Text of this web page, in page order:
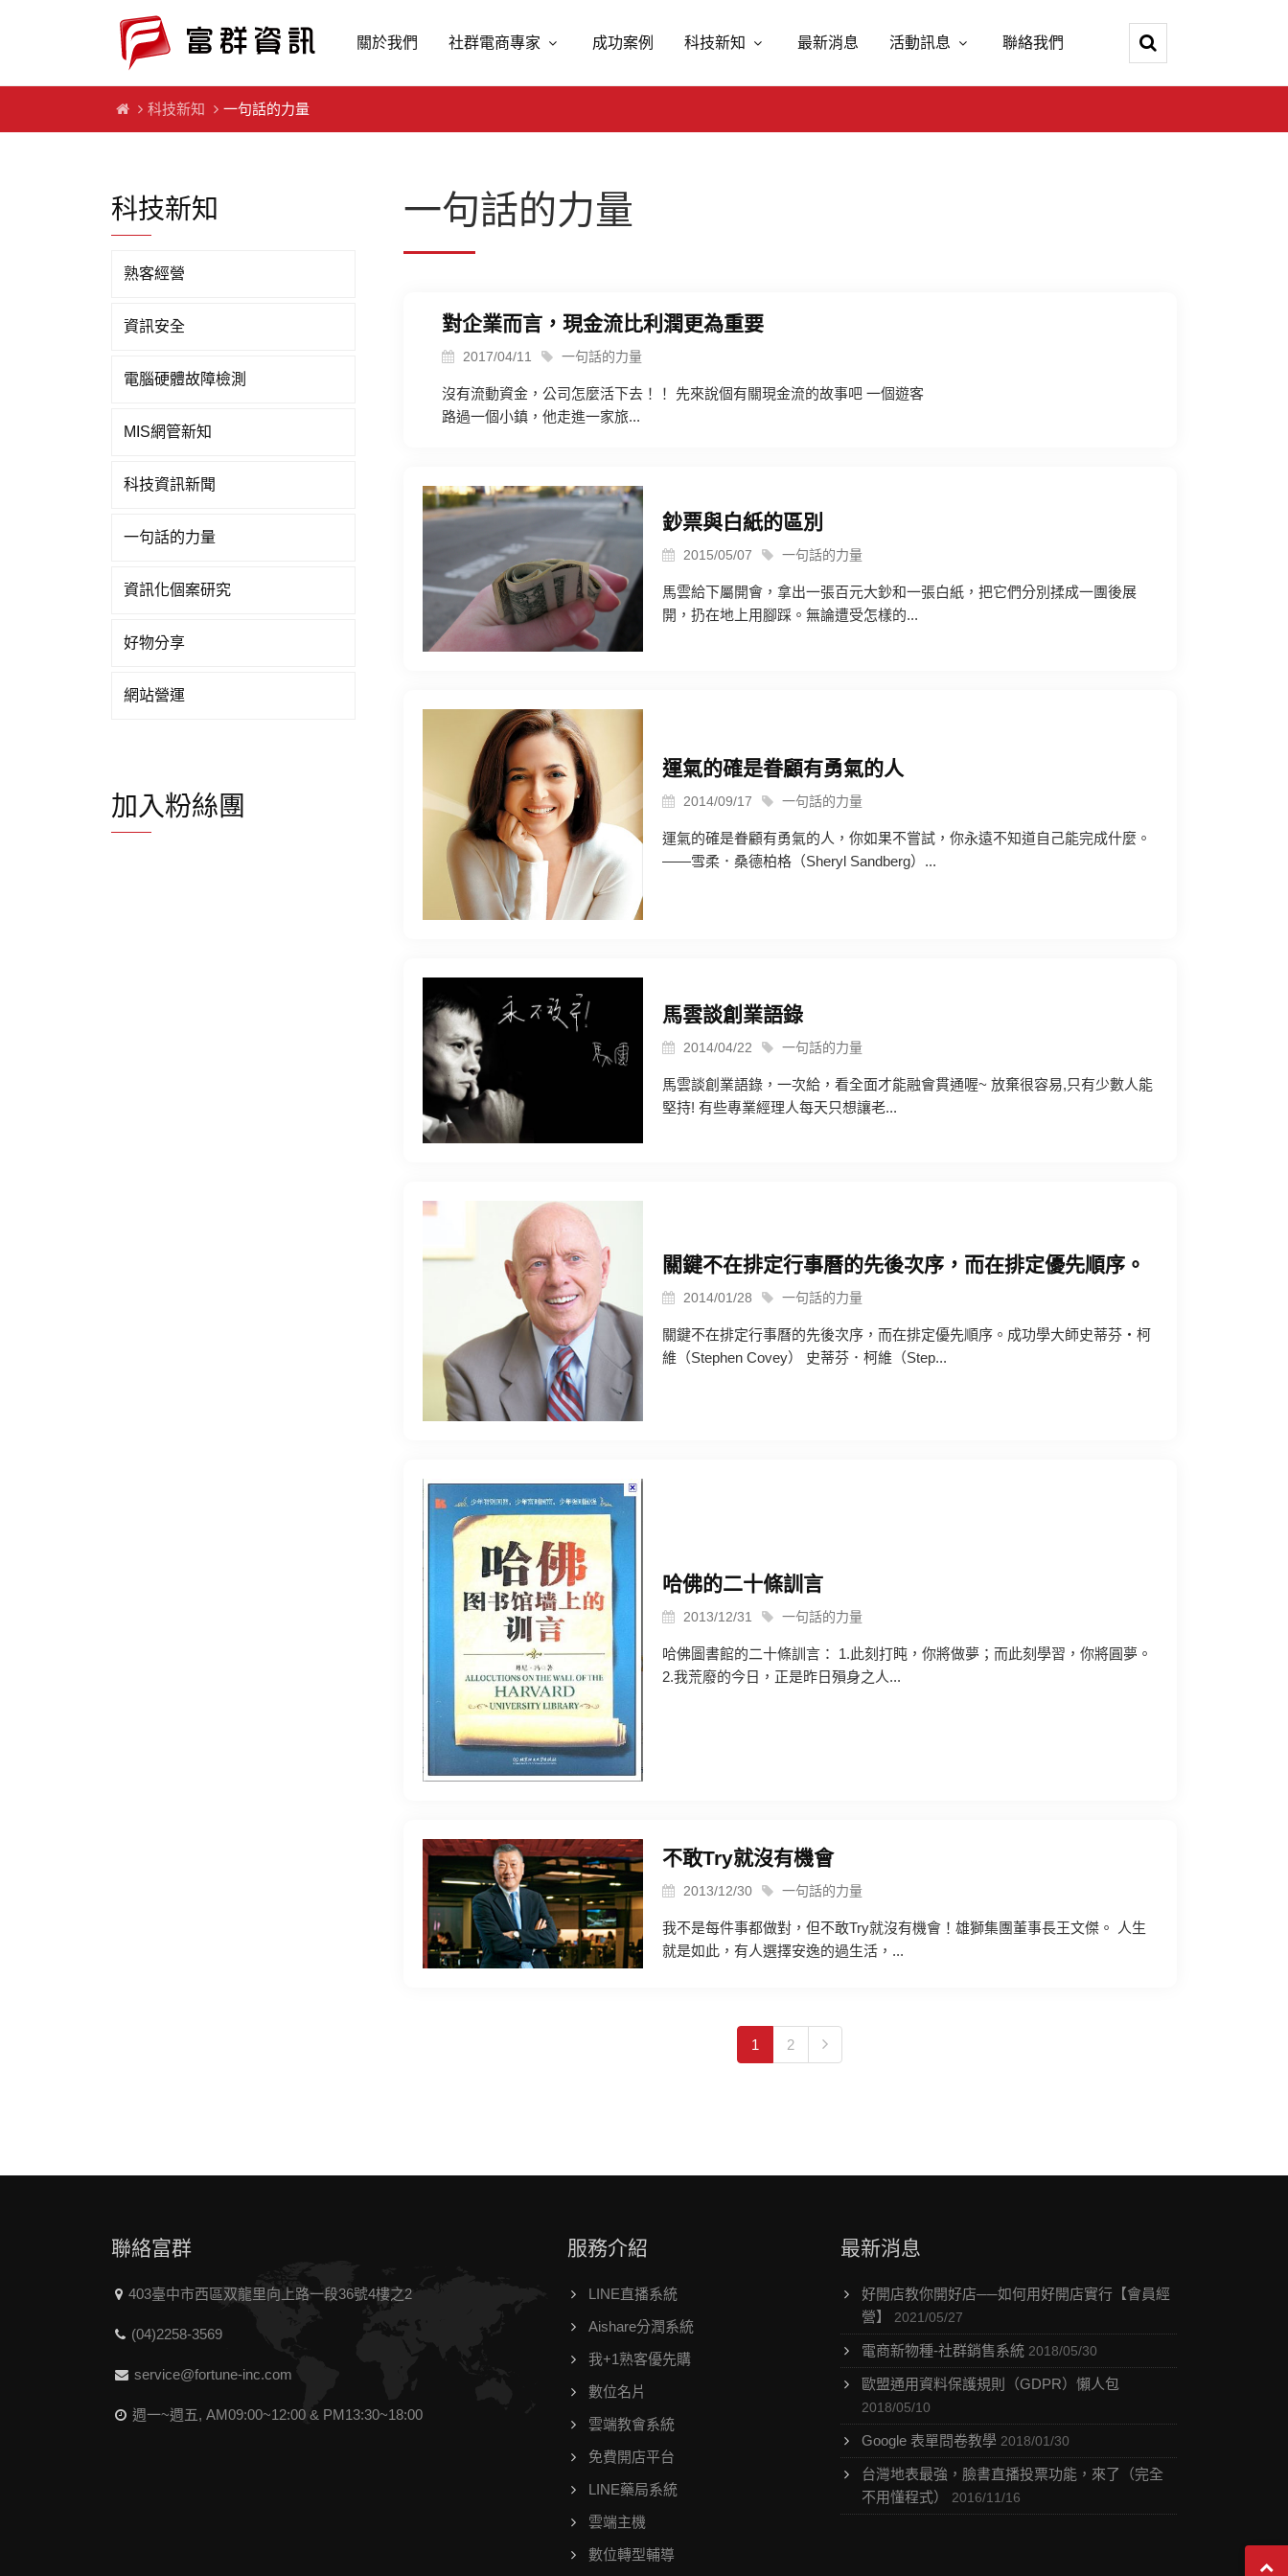
關於我們 社群電商專家 成功案例 科技新知 最新消息 活動訊息 聯絡我們
科技新知 一句話的力量
一句話的力量
對企業而言，現金流比利潤更為重要
2017/04/11 一句話的力量
​​​沒有流動資金，公司怎麼活下去！！ 先來說個有關現金流的故事吧 一個遊客
路過一個小鎮，他走進一家旅...
鈔票與白紙的區別
2015/05/07 一句話的力量
馬雲給下屬開會，拿出一張百元大鈔和一張白紙，把它們分別揉成一團後展
開，扔在地上用腳踩。無論遭受怎樣的...
運氣的確是眷顧有勇氣的人
2014/09/17 一句話的力量
運氣的確是眷顧有勇氣的人，你如果不嘗試，你永遠不知道自己能完成什麼。
——雪柔．桑德柏格（Sheryl Sandberg）...
馬雲談創業語錄
2014/04/22 一句話的力量
馬雲談創業語錄，一次給，看全面才能融會貫通喔~ 放棄很容易,只有少數人能
堅持! 有些專業經理人每天只想讓老...
關鍵不在排定行事曆的先後次序，而在排定優先順序。
2014/01/28 一句話的力量
關鍵不在排定行事曆的先後次序，而在排定優先順序。成功學大師史蒂芬‧柯
維（Stephen Covey） 史蒂芬．柯維（Step...
哈佛的二十條訓言
2013/12/31 一句話的力量
哈佛圖書館的二十條訓言： 1.此刻打盹，你將做夢；而此刻學習，你將圓夢。
2.我荒廢的今日，正是昨日殞身之人...
不敢Try就沒有機會
2013/12/30 一句話的力量
我不是每件事都做對，但不敢Try就沒有機會！雄獅集團董事長王文傑。 人生
就是如此，有人選擇安逸的過生活，...
1 2
科技新知
熟客經營
資訊安全
電腦硬體故障檢測
MIS網管新知
科技資訊新聞
一句話的力量
資訊化個案研究
好物分享
網站營運
加入粉絲團
聯絡富群
403臺中市西區双龍里向上路一段36號4樓之2
(04)2258-3569
service@fortune-inc.com
週一~週五, AM09:00~12:00 & PM13:30~18:00
服務介紹
LINE直播系統
Aishare分潤系統
我+1熟客優先購
數位名片
雲端教會系統
免費開店平台
LINE藥局系統
雲端主機
數位轉型輔導
最新消息
好開店教你開好店──如何用好開店實行【會員經
營】 2021/05/27
電商新物種-社群銷售系統 2018/05/30
歐盟通用資料保護規則（GDPR）懶人包
2018/05/10
Google 表單問卷教學 2018/01/30
台灣地表最強，臉書直播投票功能，來了（完全
不用懂程式） 2016/11/16